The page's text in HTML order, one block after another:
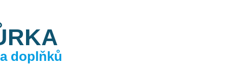
doplňků